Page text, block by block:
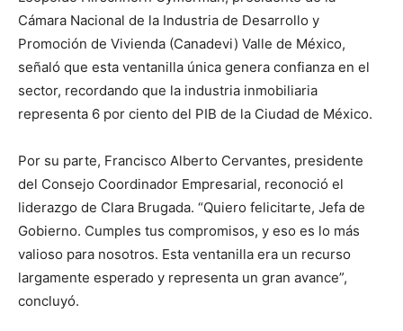
Cámara Nacional de la Industria de Desarrollo y
Promoción de Vivienda (Canadevi) Valle de México,
señaló que esta ventanilla única genera confianza en el
sector, recordando que la industria inmobiliaria
representa 6 por ciento del PIB de la Ciudad de México.
Por su parte, Francisco Alberto Cervantes, presidente
del Consejo Coordinador Empresarial, reconoció el
liderazgo de Clara Brugada. “Quiero felicitarte, Jefa de
Gobierno. Cumples tus compromisos, y eso es lo más
valioso para nosotros. Esta ventanilla era un recurso
largamente esperado y representa un gran avance”,
concluyó.